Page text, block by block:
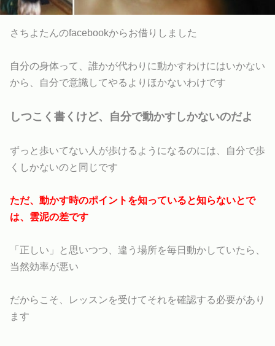
さちよたんのfacebookからお借りしました
自分の身体って、誰かが代わりに動かすわけにはいかない
から、自分で意識してやるよりほかないわけです
しつこく書くけど、自分で動かすしかないのだよ
ずっと歩いてない人が歩けるようになるのには、自分で歩
くしかないのと同じです
ただ、動かす時のポイントを知っていると知らないとで
は、雲泥の差です
「正しい」と思いつつ、違う場所を毎日動かしていたら、
当然効率が悪い
だからこそ、レッスンを受けてそれを確認する必要があり
ます